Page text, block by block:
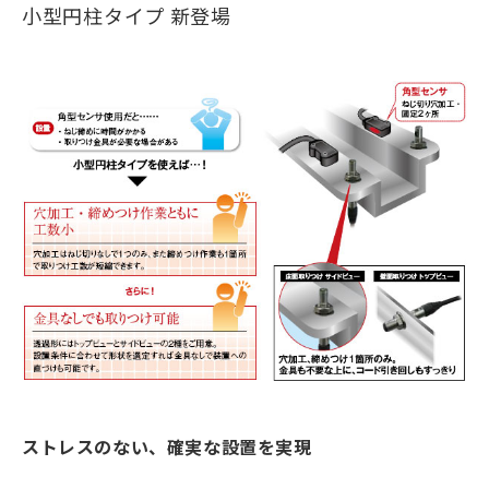
小型円柱タイプ 新登場
ストレスのない、確実な設置を実現